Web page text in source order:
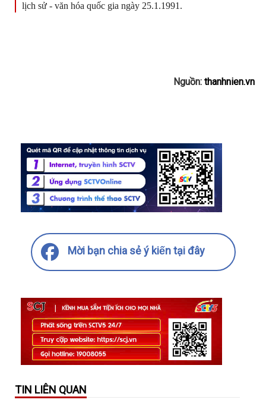
lịch sử - văn hóa quốc gia ngày 25.1.1991.
Nguồn: thanhnien.vn
Mời bạn chia sẻ ý kiến tại đây
TIN LIÊN QUAN